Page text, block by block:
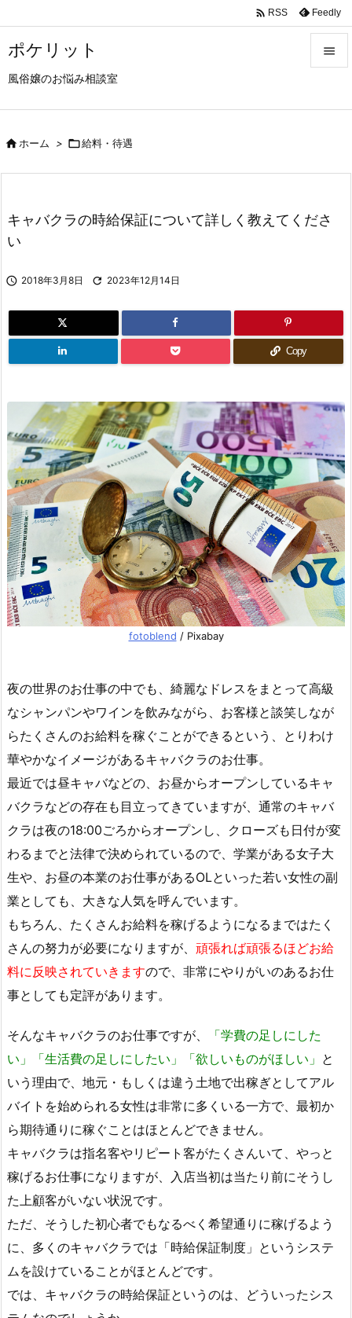
ポケリット
風俗嬢のお悩み相談室

次へ
 RSS Feedly
ホーム > 給料・待遇
キャバクラの時給保証について詳しく教えてくださ
い
 2018年3月8日  2023年12月14日
Copy
fotoblend / Pixabay
夜の世界のお仕事の中でも、綺麗なドレスをまとって高級
なシャンパンやワインを飲みながら、お客様と談笑しなが
らたくさんのお給料を稼ぐことができるという、とりわけ
華やかなイメージがあるキャバクラのお仕事。
最近では昼キャバなどの、お昼からオープンしているキャ
バクラなどの存在も目立ってきていますが、通常のキャバ
クラは夜の18:00ごろからオープンし、クローズも日付が変
わるまでと法律で決められているので、学業がある女子大
生や、お昼の本業のお仕事があるOLといった若い女性の副
業としても、大きな人気を呼んでいます。
もちろん、たくさんお給料を稼げるようになるまではたく
さんの努力が必要になりますが、 頑張れば頑張るほどお給
料に反映されていきますので、非常にやりがいのあるお仕
事としても定評があります。
そんなキャバクラのお仕事ですが、
「学費の足しにした
い」「生活費の足しにしたい」「欲しいものがほしい」 と
いう理由で、地元・もしくは違う土地で出稼ぎとしてアル
バイトを始められる女性は非常に多くいる一方で、最初か
ら期待通りに稼ぐことはほとんどできません。
キャバクラは指名客やリピート客がたくさんいて、やっと
稼げるお仕事になりますが、入店当初は当たり前にそうし
た上顧客がいない状況です。
ただ、そうした初心者でもなるべく希望通りに稼げるよう
に、多くのキャバクラでは「時給保証制度」というシステ
ムを設けていることがほとんどです。
では、キャバクラの時給保証というのは、どういったシス